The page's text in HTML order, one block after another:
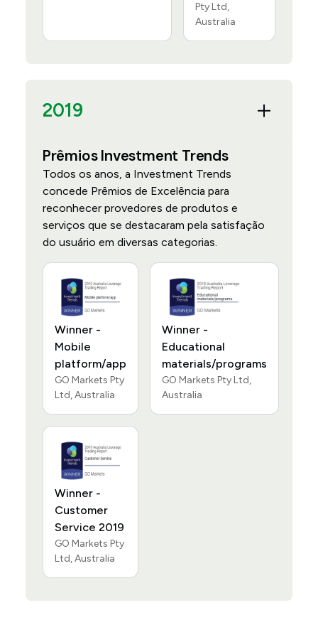
Pty Ltd,
Australia
2019
Prêmios Investment Trends
Todos os anos, a Investment Trends
concede Prêmios de Excelência para
reconhecer provedores de produtos e
serviços que se destacaram pela satisfação
do usuário em diversas categorias.
Winner -
Mobile
platform/app
GO Markets Pty
Ltd, Australia
Winner -
Educational
materials/programs
GO Markets Pty Ltd,
Australia
Winner -
Customer
Service 2019
GO Markets Pty
Ltd, Australia